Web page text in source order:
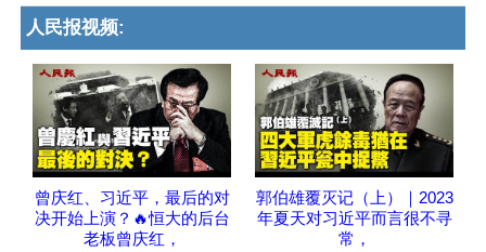
人民报视频:
曾庆红、习近平，最后的对
决开始上演？🔥恒大的后台
老板曾庆红，
郭伯雄覆灭记（上）｜2023
年夏天对习近平而言很不寻
常，